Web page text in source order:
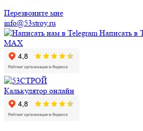
Перезвоните мне
info@53stroy.ru
Написать в
MAX
Калькулятор онлайн